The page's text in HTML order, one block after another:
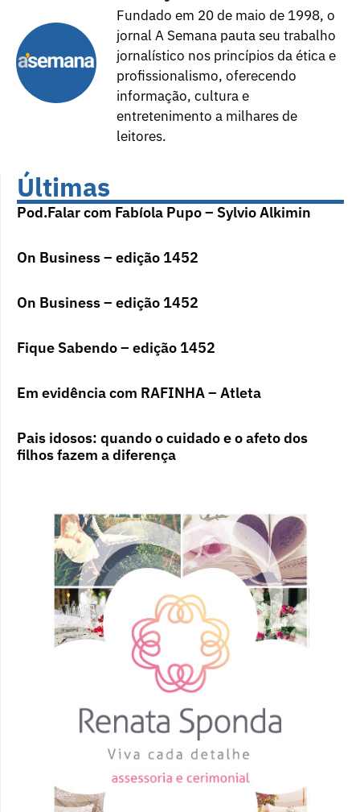
Fundado em 20 de maio de 1998, o
jornal A Semana pauta seu trabalho
jornalístico nos princípios da ética e
profissionalismo, oferecendo
informação, cultura e
entretenimento a milhares de
leitores.
Últimas
Pod.Falar com Fabíola Pupo – Sylvio Alkimin
On Business – edição 1452
On Business – edição 1452
Fique Sabendo – edição 1452
Em evidência com RAFINHA – Atleta
Pais idosos: quando o cuidado e o afeto dos
filhos fazem a diferença